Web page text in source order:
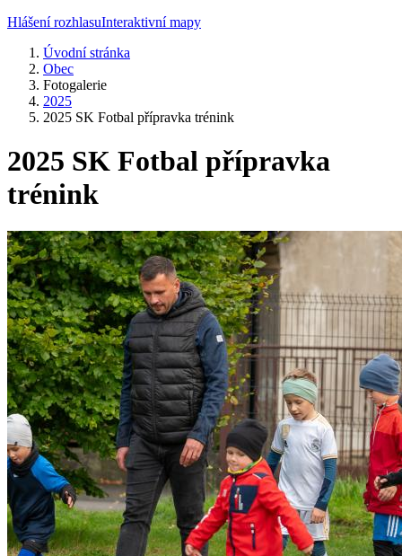
Hlášení rozhlasuInteraktivní mapy
Úvodní stránka
Obec
Fotogalerie
2025
2025 SK Fotbal přípravka trénink
2025 SK Fotbal přípravka
trénink